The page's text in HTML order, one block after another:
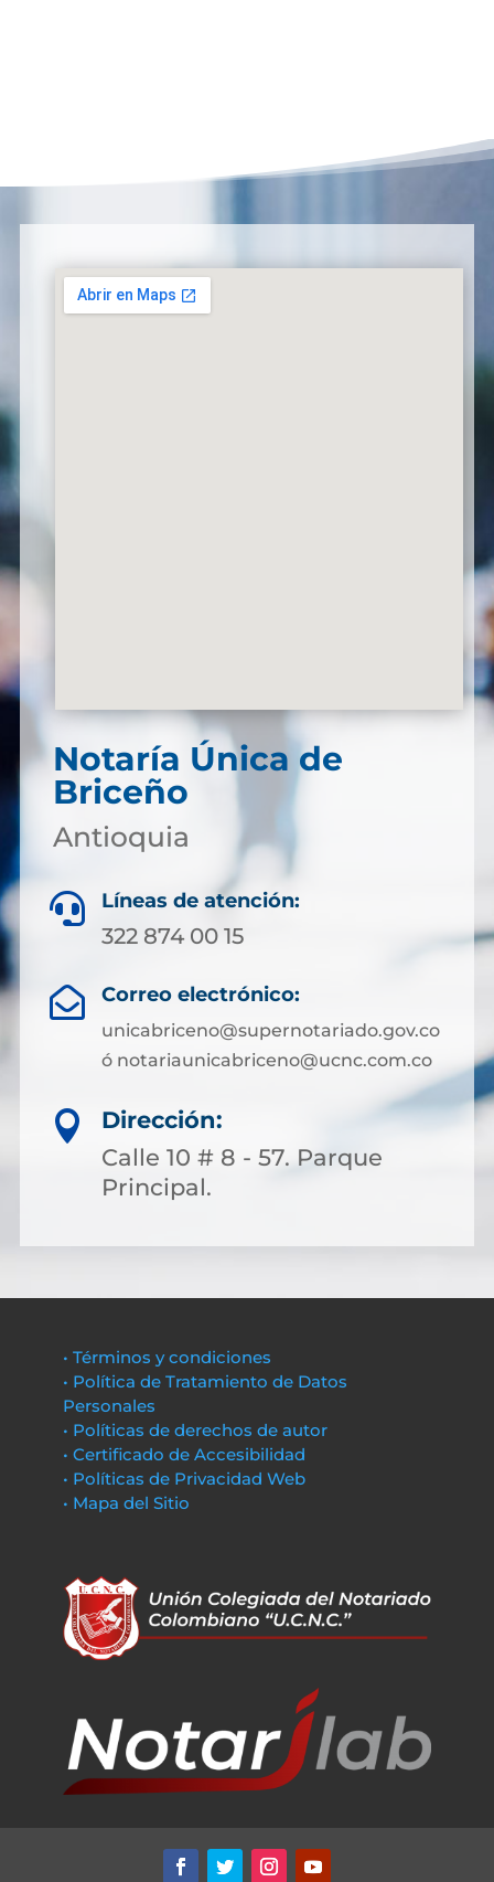
Notaría Única de
Briceño
Antioquia
 Líneas de atención:
322 874 00 15
 Correo electrónico:
unicabriceno@supernotariado.gov.co
ó notariaunicabriceno@ucnc.com.co

Dirección:
Calle 10 # 8 - 57. Parque
Principal.
• Términos y condiciones
• Política de Tratamiento de Datos
Personales
• Políticas de derechos de autor
• Certificado de Accesibilidad
• Políticas de Privacidad Web
• Mapa del Sitio